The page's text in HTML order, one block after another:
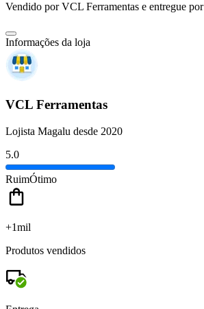
Vendido porVCL Ferramentas e entregue por
Informações da loja
VCL Ferramentas
Lojista Magalu desde 2020
5.0
RuimÓtimo
+1mil
Produtos vendidos